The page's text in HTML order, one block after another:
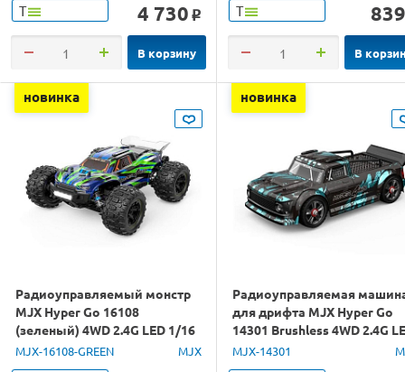
Т 4 730 o
В корзину
Т 839
В
новинка
Радиоуправляемый монстр
MJX Hyper Go 16108
(зеленый) 4WD 2.4G LED 1/16
RTR
MJX-16108-GREEN MJX
новинка
Радиоуправляемая
для дрифта MJX Hyper Go
14301 Brushless 4WD 2.4G
1/14 RTR
MJX-14301